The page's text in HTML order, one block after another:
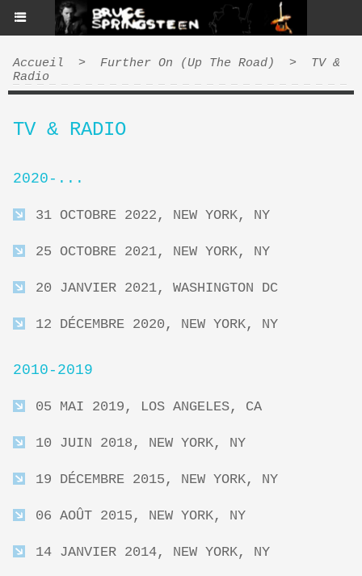
Accueil > Further On (Up The Road) >
TV &
Radio
TV & RADIO
2020-...
31 OCTOBRE 2022, NEW YORK, NY
25 OCTOBRE 2021, NEW YORK, NY
20 JANVIER 2021, WASHINGTON DC
12 DÉCEMBRE 2020, NEW YORK, NY
2010-2019
05 MAI 2019, LOS ANGELES, CA
10 JUIN 2018, NEW YORK, NY
19 DÉCEMBRE 2015, NEW YORK, NY
06 AOÛT 2015, NEW YORK, NY
14 JANVIER 2014, NEW YORK, NY